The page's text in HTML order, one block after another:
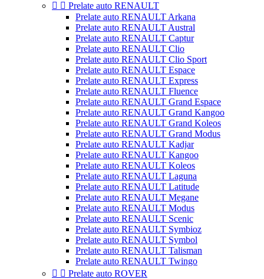
  Prelate auto RENAULT
Prelate auto RENAULT Arkana
Prelate auto RENAULT Austral
Prelate auto RENAULT Captur
Prelate auto RENAULT Clio
Prelate auto RENAULT Clio Sport
Prelate auto RENAULT Espace
Prelate auto RENAULT Express
Prelate auto RENAULT Fluence
Prelate auto RENAULT Grand Espace
Prelate auto RENAULT Grand Kangoo
Prelate auto RENAULT Grand Koleos
Prelate auto RENAULT Grand Modus
Prelate auto RENAULT Kadjar
Prelate auto RENAULT Kangoo
Prelate auto RENAULT Koleos
Prelate auto RENAULT Laguna
Prelate auto RENAULT Latitude
Prelate auto RENAULT Megane
Prelate auto RENAULT Modus
Prelate auto RENAULT Scenic
Prelate auto RENAULT Symbioz
Prelate auto RENAULT Symbol
Prelate auto RENAULT Talisman
Prelate auto RENAULT Twingo
  Prelate auto ROVER